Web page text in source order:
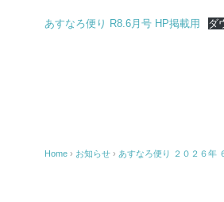
あすなろ便り R8.6月号 HP掲載用 ダ
Home › お知らせ › あすなろ便り ２０２６年